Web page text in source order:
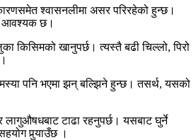
श्वासनलीमा असर परिरहेको हुन्छ।
आवश्यक छ।
किसिमको खानुपर्छ। त्यस्तै बढी चिल्लो, पिरो
पनि भएमा झन् बल्झिने हुन्छ। तसर्थ, यसको
लागुऔषधबाट टाढा रहनुपर्छ। यसबाट घुर्ने
पुर्‍याउँछ ।